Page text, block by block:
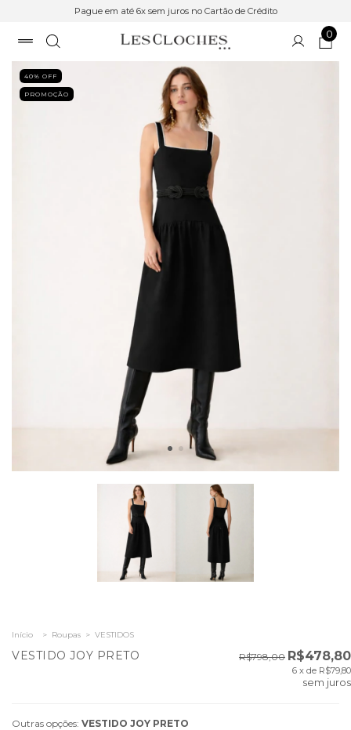
Pague em até 6x sem juros no Cartão de Crédito
0
40% OFF
PROMOÇÃO
Início > Roupas > VESTIDOS
VESTIDO JOY PRETO R$798,00 R$478,80
6 x de R$79,80
sem juros
Outras opções: VESTIDO JOY PRETO